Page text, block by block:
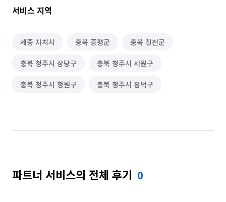
서비스 지역
세종 자치시 충북 증평군 충북 진천군
충북 청주시 상당구 충북 청주시 서원구
충북 청주시 청원구 충북 청주시 흥덕구
파트너 서비스의 전체 후기 0